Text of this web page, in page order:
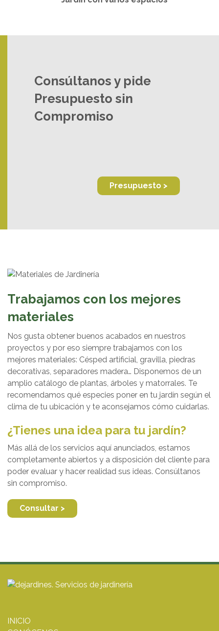
Consúltanos y pide
Presupuesto sin
Compromiso
Presupuesto >
Trabajamos con los mejores
materiales
Nos gusta obtener buenos acabados en nuestros
proyectos y por eso siempre trabajamos con los
mejores materiales: Césped artificial, gravilla, piedras
decorativas, separadores madera… Disponemos de un
amplio catálogo de plantas, árboles y matorrales. Te
recomendamos qué especies poner en tu jardín según el
clima de tu ubicación y te aconsejamos cómo cuidarlas.
¿Tienes una idea para tu jardín?
Más allá de los servicios aquí anunciados, estamos
completamente abiertos y a disposición del cliente para
poder evaluar y hacer realidad sus ideas. Consúltanos
sin compromiso.
Consultar >
INICIO